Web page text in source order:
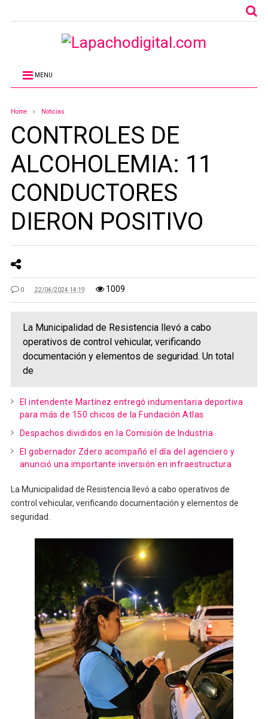
MENU
Home Noticias
CONTROLES DE
ALCOHOLEMIA: 11
CONDUCTORES
DIERON POSITIVO
0 22/04/2024 14:19 1009
La Municipalidad de Resistencia llevó a cabo
operativos de control vehicular, verificando
documentación y elementos de seguridad. Un total
de
El intendente Martínez entregó indumentaria deportiva
para más de 150 chicos de la Fundación Atlas
Despachos divididos en la Comisión de Industria
El gobernador Zdero acompañó el día del agenciero y
anunció una importante inversión en infraestructura
La Municipalidad de Resistencia llevó a cabo operativos de
control vehicular, verificando documentación y elementos de
seguridad.